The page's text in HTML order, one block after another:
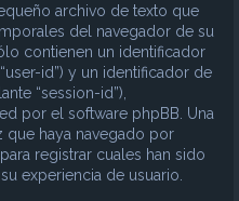
archivo de texto que
del navegador de su
contienen un identificador
id”) y un identificador de
“session-id”),
por el software phpBB. Una
que haya navegado por
registrar cuales han sido
experiencia de usuario.